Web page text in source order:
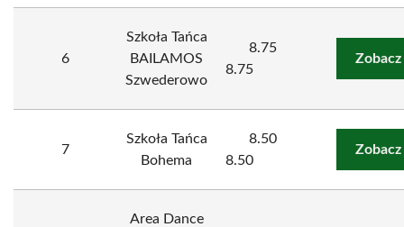
6
Szkoła Tańca
BAILAMOS
Szwederowo
8.75
8.75
7
Szkoła Tańca
Bohema
8.50
8.50
Area Dance